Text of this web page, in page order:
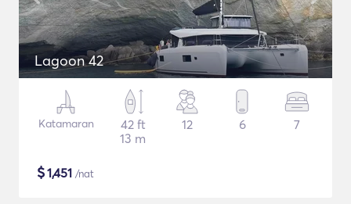
Lagoon 42
Katamaran
42 ft
13 m
12 6 7
$1,451 /nat